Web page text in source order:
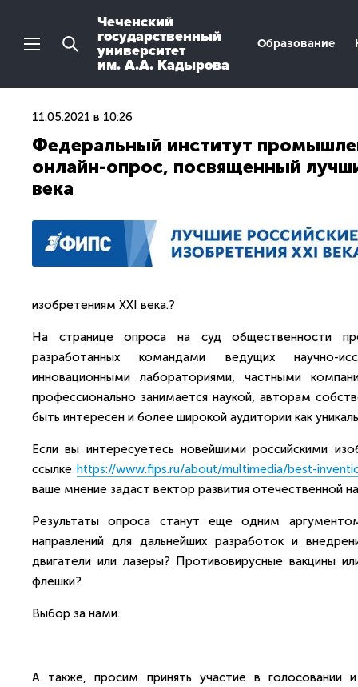
Чеченский
государственный
университет
им. А.А. Кадырова
Образование
11.05.2021 в 10:26
Федеральный институт
онлайн-опрос, посвященный
века
изобретениям ХХI века.?
На странице опроса на суд общественности
разработанных командами ведущих научно-
инновационными лабораториями, частными
профессионально занимается наукой, авторам
быть интересен и более широкой аудитории как
Если вы интересуетесь новейшими российскими
ссылкеhttps://www.fips.ru/about/multimedia/best-
ваше мнение задаст вектор развития отечественной
Результаты опроса станут еще одним
направлений для дальнейших разработок и
двигатели или лазеры? Противовирусные вакцины
флешки?
Выбор за нами.
А также, просим принять участие в голосовании